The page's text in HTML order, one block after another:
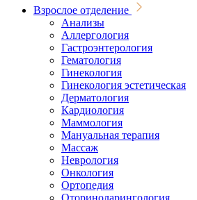
Взрослое отделение
Анализы
Аллергология
Гастроэнтерология
Гематология
Гинекология
Гинекология эстетическая
Дерматология
Кардиология
Маммология
Мануальная терапия
Массаж
Неврология
Онкология
Ортопедия
Оториноларингология